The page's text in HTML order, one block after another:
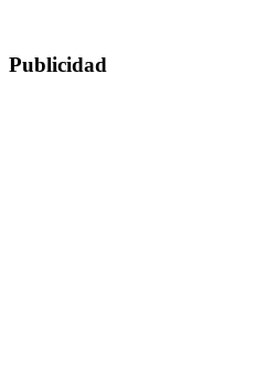
Publicidad